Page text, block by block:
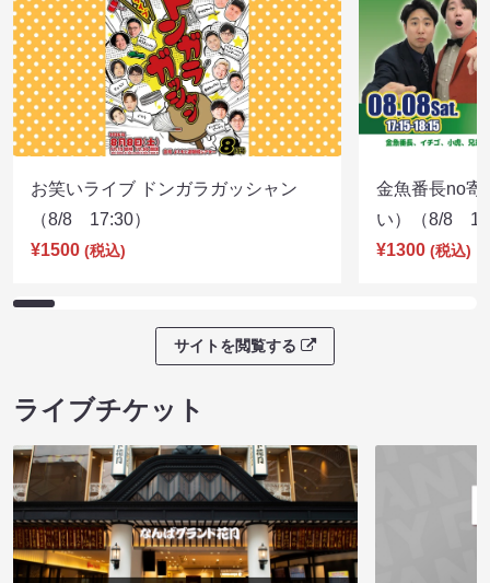
お笑いライブ ドンガラガッシャン
（8/8 17:30）
¥1500 (税込)
金魚番長no寄
い）（8/8
¥1300 (税込)
サイトを閲覧する
ライブチケット